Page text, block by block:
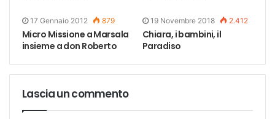
17 Gennaio 2012 879
Micro Missione a Marsala
insieme a don Roberto
19 Novembre 2018 2.412
Chiara, i bambini, il
Paradiso
Lascia un commento